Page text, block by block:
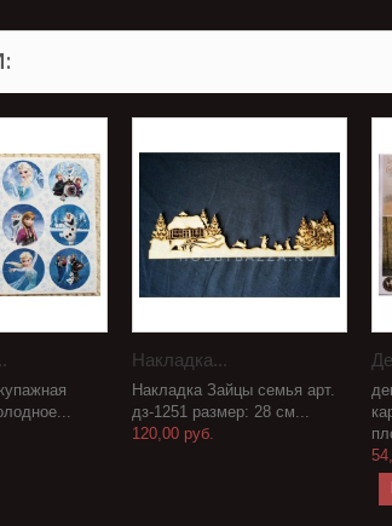
Накладка...
Накладка Зайцы семья арт.
дз-1251 размер: 28 см...
120,00 руб.